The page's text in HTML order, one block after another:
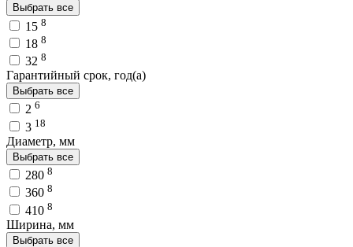
Выбрать все
15 8
18 8
32 8
Гарантийный срок, год(а)
Выбрать все
2 6
3 18
Диаметр, мм
Выбрать все
280 8
360 8
410 8
Ширина, мм
Выбрать все